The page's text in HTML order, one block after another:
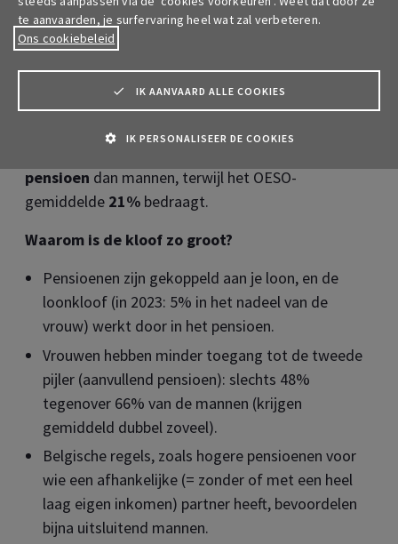
De pensioenkloof: vrouwen krijgen
minder
pensioenkloof tussen mannen en vrouwen in België
groter dan in de meeste andere (38) landen.
pensioen dan mannen, terwijl het OESO-
gemiddelde 21% bedraagt.
Waarom is de kloof zo groot?
Pensioenen zijn gekoppeld aan je loon, en de
loonkloof (in 2023: 5% in het nadeel van de
vrouw) werkt door in het pensioen.
Vrouwen hebben minder toegang tot de tweede
pijler (aanvullend pensioen): slechts 48%
tegenover 66% van de mannen (krijgen
gemiddeld dubbel zoveel).
Belgische regels, zoals hogere pensioenen voor
wie een afhankelijke (= zonder of met een heel
laag eigen inkomen) partner heeft, bevoordelen
bijna uitsluitend mannen.
te aanvaarden, je surfervaring heel wat zal verbeteren.
Ons cookiebeleid
IK AANVAARD ALLE COOKIES
IK PERSONALISEER DE COOKIES